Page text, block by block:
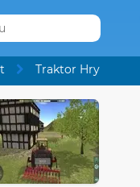
Traktor Hry